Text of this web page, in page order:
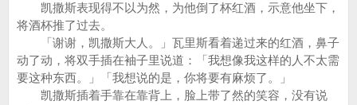
凯撒斯表现得不以为然，为他倒了杯红酒，示意他坐下，
将酒杯推了过去。
「谢谢，凯撒斯大人。」瓦里斯看着递过来的红酒，鼻子
动了动，将双手插在袖子里说道：「我想像我这样的人不太需
要这种东西。」「我想说的是，你将要有麻烦了。」
凯撒斯插着手靠在靠背上，脸上带了然的笑容，没有说